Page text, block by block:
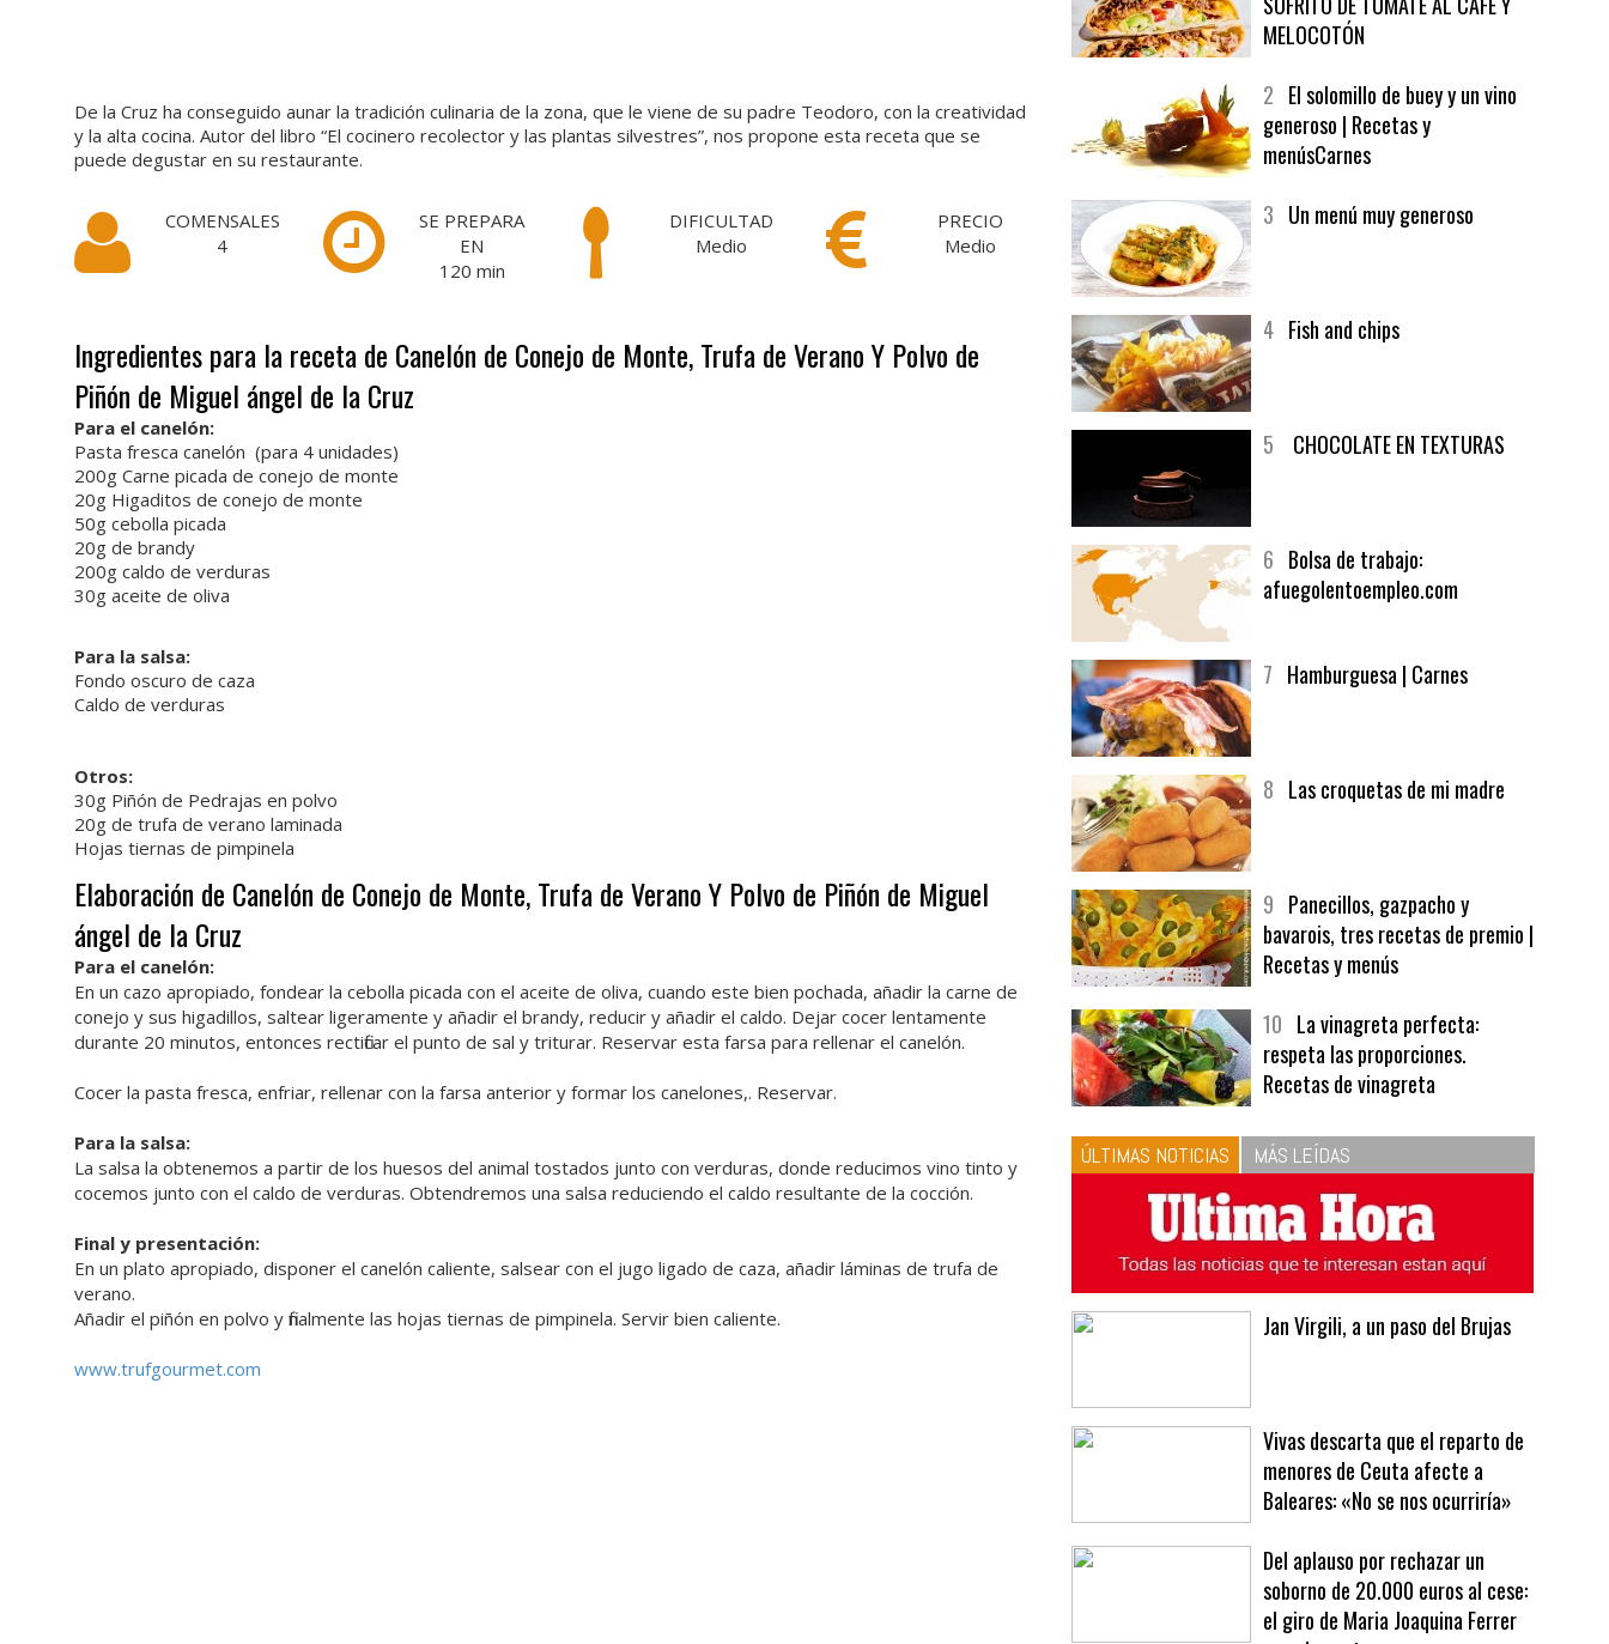
De la Cruz ha conseguido aunar la tradición culinaria de la zona, que le viene de su padre Teodoro, con la creatividad
y la alta cocina. Autor del libro “El cocinero recolector y las plantas silvestres”, nos propone esta receta que se
puede degustar en su restaurante.
COMENSALES
4
SE PREPARA
EN
120 min
DIFICULTAD
Medio
PRECIO
Medio
Ingredientes para la receta de Canelón de Conejo de Monte, Trufa de Verano Y Polvo de
Piñón de Miguel ángel de la Cruz
Para el canelón:
Pasta fresca canelón (para 4 unidades)
200g Carne picada de conejo de monte
20g Higaditos de conejo de monte
50g cebolla picada
20g de brandy
200g caldo de verduras
30g aceite de oliva
Para la salsa:
Fondo oscuro de caza
Caldo de verduras
Otros:
30g Piñón de Pedrajas en polvo
20g de trufa de verano laminada
Hojas tiernas de pimpinela
Elaboración de Canelón de Conejo de Monte, Trufa de Verano Y Polvo de Piñón de Miguel
ángel de la Cruz
Para el canelón:
En un cazo apropiado, fondear la cebolla picada con el aceite de oliva, cuando este bien pochada, añadir la carne de
conejo y sus higadillos, saltear ligeramente y añadir el brandy, reducir y añadir el caldo. Dejar cocer lentamente
durante 20 minutos, entonces rectificar el punto de sal y triturar. Reservar esta farsa para rellenar el canelón.
Cocer la pasta fresca, enfriar, rellenar con la farsa anterior y formar los canelones,. Reservar.
Para la salsa:
La salsa la obtenemos a partir de los huesos del animal tostados junto con verduras, donde reducimos vino tinto y
cocemos junto con el caldo de verduras. Obtendremos una salsa reduciendo el caldo resultante de la cocción.
Final y presentación:
En un plato apropiado, disponer el canelón caliente, salsear con el jugo ligado de caza, añadir láminas de trufa de
verano.
Añadir el piñón en polvo y finalmente las hojas tiernas de pimpinela. Servir bien caliente.
www.trufgourmet.com
SOFRITO DE TOMATE AL CAFÉ Y
MELOCOTÓN
generoso | Recetas y
afuegolentoempleo.com
bavarois, tres recetas de premio |
Recetas y menús
respeta las proporciones.
Recetas de vinagreta
ÚLTIMAS NOTICIAS MÁS LEÍDAS
menores de Ceuta afecte a
Baleares: «No se nos ocurriría»